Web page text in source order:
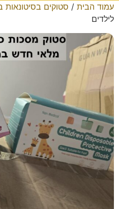
עמוד הבית / סטוקים בסיטונאות
לילדים